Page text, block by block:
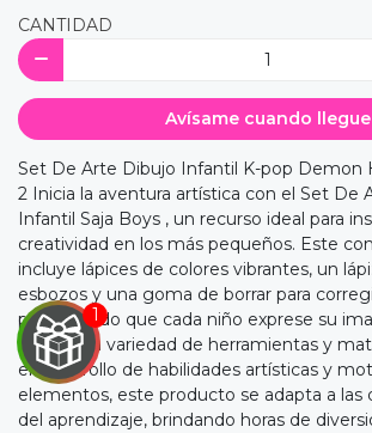
CANTIDAD
Avísame cuando llegue
Set De Arte Dibujo Infantil K-pop Demon
2 Inicia la aventura artística con el Set De
Infantil Saja Boys , un recurso ideal para
creatividad en los más pequeños. Este
incluye lápices de colores vibrantes, un
esbozos y una goma de borrar para
permitiendo que cada niño exprese su
límites. La variedad de herramientas y
el desarrollo de habilidades artísticas y
elementos, este producto se adapta a las
del aprendizaje, brindando horas de